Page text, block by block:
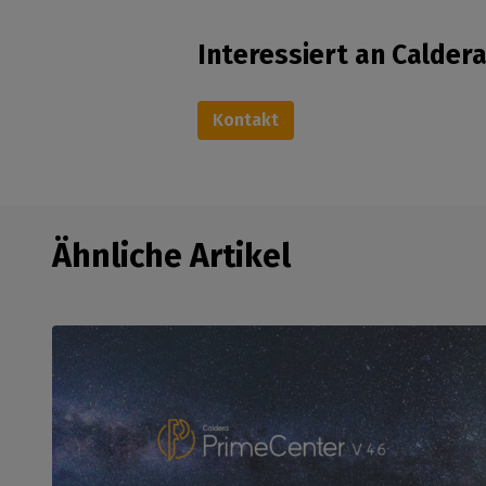
Interessiert an
Kontakt
Ähnliche Artikel